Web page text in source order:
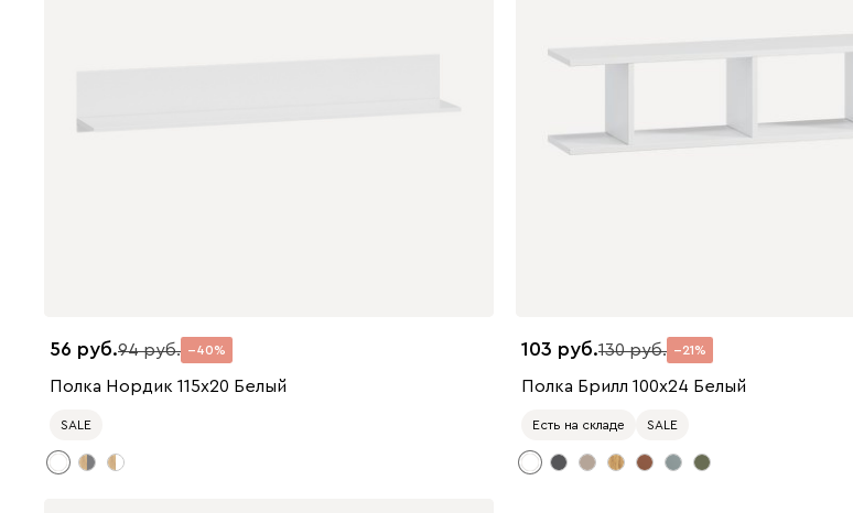
56 94 40
Полка Нордик 115x20 Белый
SALE
103 130 21
Полка Брилл 100x24 Белый
Есть на складе SALE